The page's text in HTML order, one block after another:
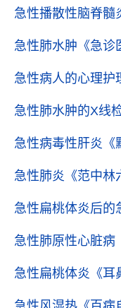
急性播散性脑脊髓
急性肺水肿 《急诊
急性病人的心理护
急性肺水肿的X线
急性病毒性肝炎
急性肺炎 《范中林
急性扁桃体炎后的
急性肺原性心脏病
急性扁桃体炎 《